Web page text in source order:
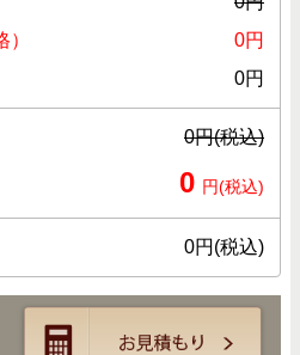
0円
0円
0円(税込)
0 円(税込)
0円(税込)